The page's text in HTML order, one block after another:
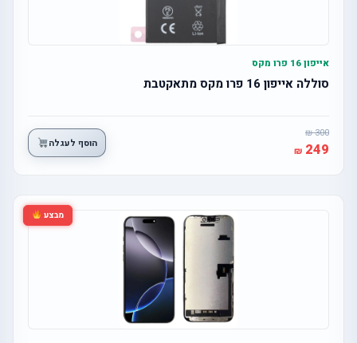
אייפון 16 פרו מקס
סוללה אייפון 16 פרו מקס מתאקטבת
300
249 הוסף לעגלה
מבצע